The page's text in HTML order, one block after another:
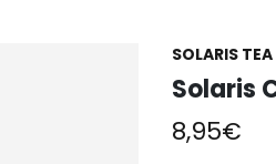
SOLARIS TEA
Solaris
8,95€